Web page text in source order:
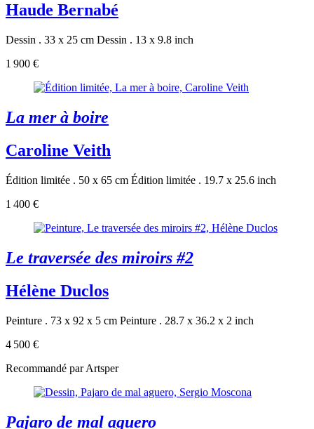
Haude Bernabé
Dessin . 33 x 25 cm Dessin . 13 x 9.8 inch
1 900 €
La mer à boire
Caroline Veith
Édition limitée . 50 x 65 cm Édition limitée . 19.7 x 25.6 inch
1 400 €
Le traversée des miroirs #2
Hélène Duclos
Peinture . 73 x 92 x 5 cm Peinture . 28.7 x 36.2 x 2 inch
4 500 €
Recommandé par Artsper
Pajaro de mal aguero